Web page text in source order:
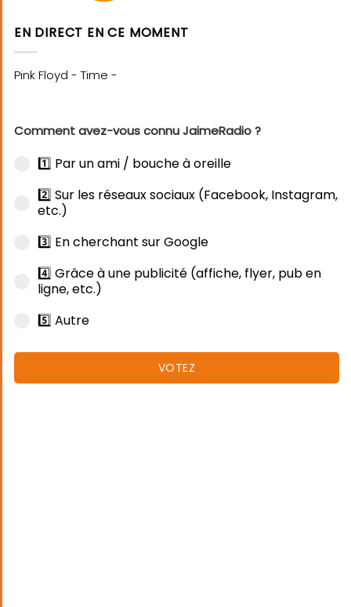
EN DIRECT EN CE MOMENT
Comment avez-vous connu JaimeRadio ?
1️⃣ Par un ami / bouche à oreille
2️⃣ Sur les réseaux sociaux (Facebook, Instagram,
etc.)
3️⃣ En cherchant sur Google
4️⃣ Grâce à une publicité (affiche, flyer, pub en
ligne, etc.)
5️⃣ Autre
VOTEZ